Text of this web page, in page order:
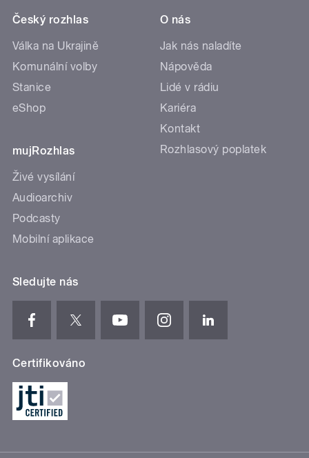
Český rozhlas
Válka na Ukrajině
Komunální volby
Stanice
eShop
mujRozhlas
Živé vysílání
Audioarchiv
Podcasty
Mobilní aplikace
O nás
Jak nás naladíte
Nápověda
Lidé v rádiu
Kariéra
Kontakt
Rozhlasový poplatek
Sledujte nás
Certifikováno